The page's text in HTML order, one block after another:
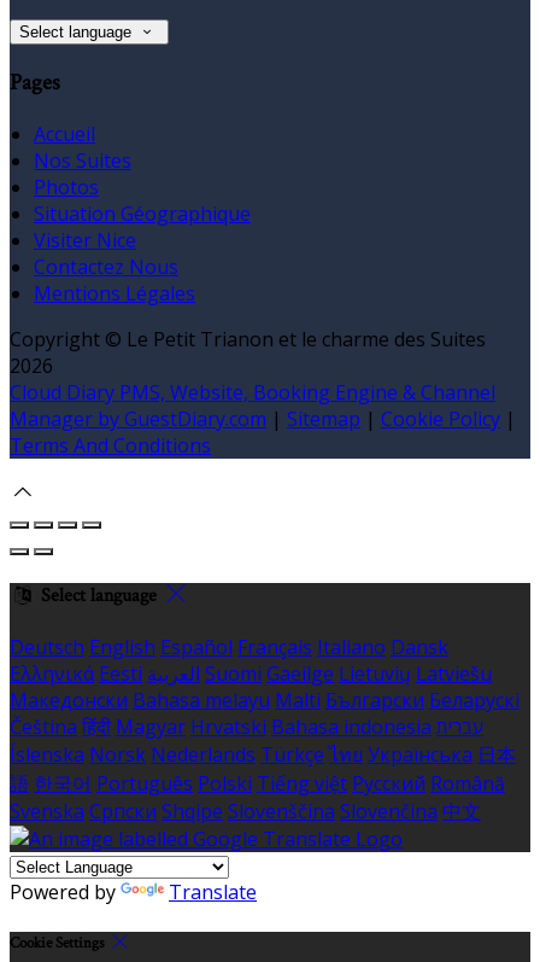
Select language
Pages
Accueil
Nos Suites
Photos
Situation Géographique
Visiter Nice
Contactez Nous
Mentions Légales
Copyright © Le Petit Trianon et le charme des Suites
2026
Cloud Diary PMS, Website, Booking Engine & Channel
Manager by GuestDiary.com | Sitemap | Cookie Policy |
Terms And Conditions
Select language
Deutsch English Español Français Italiano Dansk
Ελληνικά Eesti العربية Suomi Gaeilge Lietuvių Latviešu
Македонски Bahasa melayu Malti Български Беларускі
Čeština हिंदी Magyar Hrvatski Bahasa indonesia עברית
Íslenska Norsk Nederlands Türkçe ไทย Українська 日本
語 한국어 Português Polski Tiếng việt Русский Română
Svenska Српски Shqipe Slovenščina Slovenčina 中文
Powered by Translate
Cookie Settings